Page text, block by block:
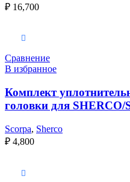
₽ 16,700
Сравнение
В избранное
Комплект
головки для SHERCO/
Scorpa, Sherco
₽ 4,800